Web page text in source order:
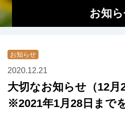
ご予約
0288-
お知
お知らせ
2020.12.21
大切なお知らせ（12月
※2021年1月28日まで